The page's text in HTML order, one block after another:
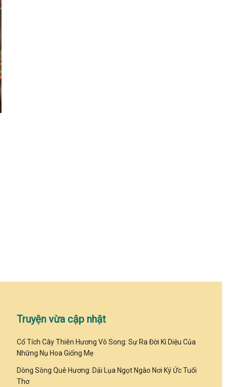
Truyện vừa cập nhật
Cổ Tích Cây Thiên Hương Vô Song: Sự Ra Đời Kì Diệu Của
Những Nụ Hoa Giống Mẹ
Dòng Sông Quê Hương: Dải Lụa Ngọt Ngào Nơi Ký Ức Tuổi
Thơ